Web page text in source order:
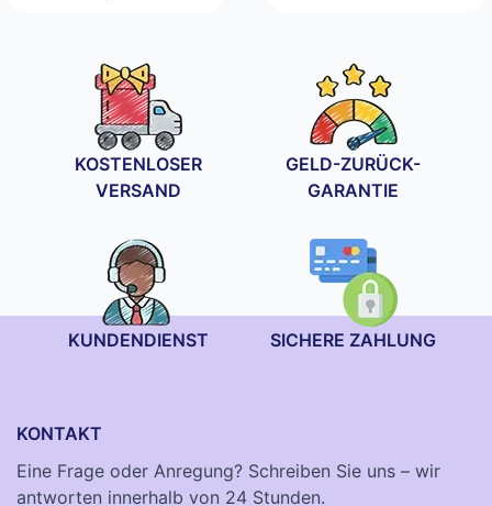
KOSTENLOSER
VERSAND
GELD-ZURÜCK-
GARANTIE
KUNDENDIENST SICHERE ZAHLUNG
KONTAKT
Eine Frage oder Anregung? Schreiben Sie uns – wir
antworten innerhalb von 24 Stunden.